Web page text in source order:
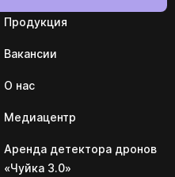
Продукция
Вакансии
О нас
Медиацентр
Аренда детектора дронов
«Чуйка 3.0»